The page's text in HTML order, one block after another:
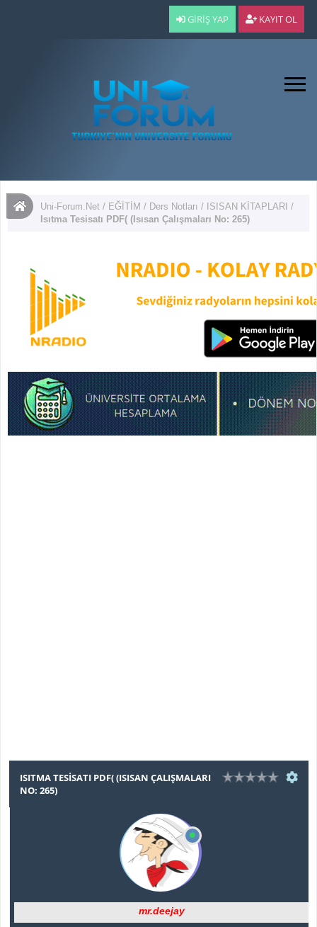
GIRIŞ YAP KAYIT OL
Uni-Forum.Net / EĞİTİM / Ders Notları / ISISAN KİTAPLARI /
Isıtma Tesisatı PDF( (Isısan Çalışmaları No: 265)
ISITMA TESISATI PDF( (ISISAN ÇALIŞMALARI
NO: 265)
mr.deejay